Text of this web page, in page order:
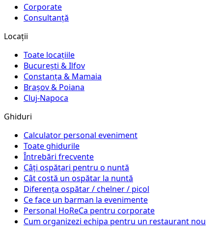
Corporate
Consultanță
Locații
Toate locațiile
București & Ilfov
Constanța & Mamaia
Brașov & Poiana
Cluj-Napoca
Ghiduri
Calculator personal eveniment
Toate ghidurile
Întrebări frecvente
Câți ospătari pentru o nuntă
Cât costă un ospătar la nuntă
Diferența ospătar / chelner / picol
Ce face un barman la evenimente
Personal HoReCa pentru corporate
Cum organizezi echipa pentru un restaurant nou